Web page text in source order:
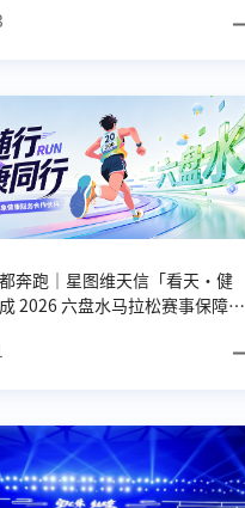
奔跑｜星图维天信「看天・健
2026 六盘水马拉松赛事保障服